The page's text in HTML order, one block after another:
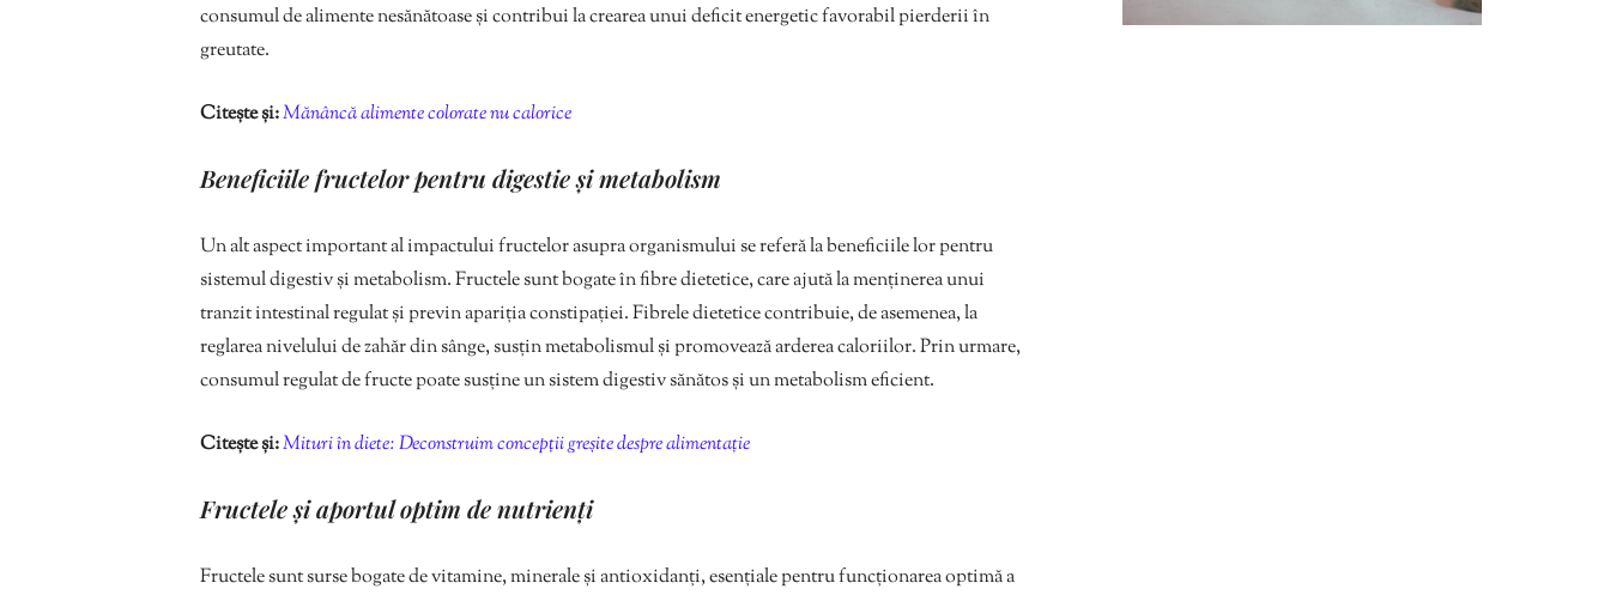
consumul de alimente nesănătoase și contribui la crearea unui deficit energetic favorabil pierderii în
greutate.
Citește și:Mănâncă alimente colorate nu calorice
Beneficiile fructelor pentru digestie și metabolism
Un alt aspect important al impactului fructelor asupra organismului se referă la beneficiile lor pentru
sistemul digestiv și metabolism. Fructele sunt bogate în fibre dietetice, care ajută la menținerea unui
tranzit intestinal regulat și previn apariția constipației. Fibrele dietetice contribuie, de asemenea, la
reglarea nivelului de zahăr din sânge, susțin metabolismul și promovează arderea caloriilor. Prin urmare,
consumul regulat de fructe poate susține un sistem digestiv sănătos și un metabolism eficient.
Citește și:Mituri în diete: Deconstruim concepții greșite despre alimentație
Fructele și aportul optim de nutrienți
Fructele sunt surse bogate de vitamine, minerale și antioxidanți, esențiale pentru funcționarea optimă a